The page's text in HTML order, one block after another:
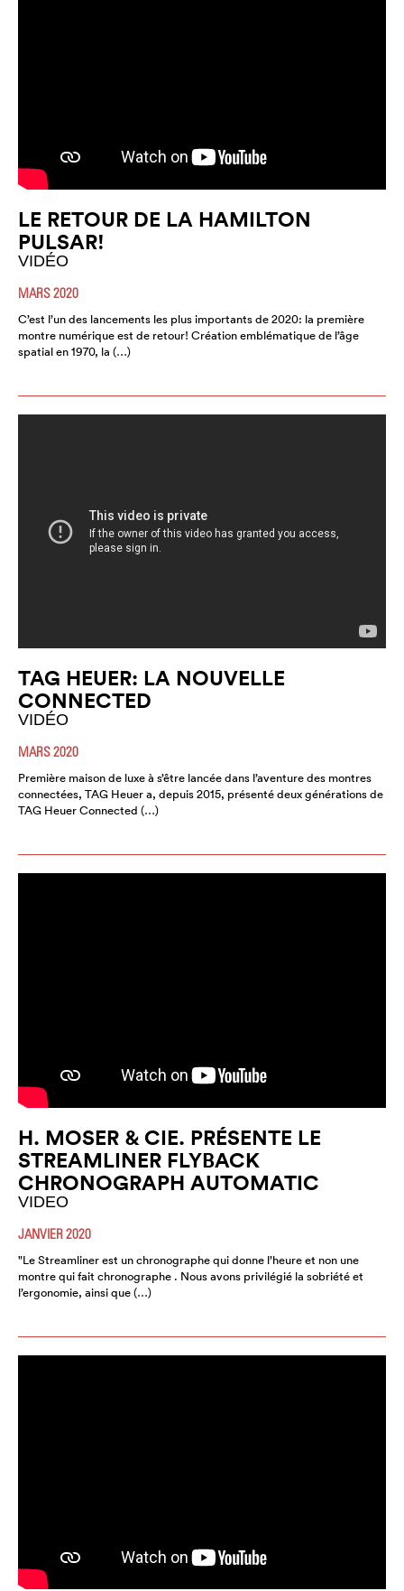
LE RETOUR DE LA HAMILTON
PULSAR!
VIDÉO
MARS 2020
C’est l’un des lancements les plus importants de 2020: la première
montre numérique est de retour! Création emblématique de l’âge
spatial en 1970, la (…)
TAG HEUER: LA NOUVELLE
CONNECTED
VIDÉO
MARS 2020
Première maison de luxe à s’être lancée dans l’aventure des montres
connectées, TAG Heuer a, depuis 2015, présenté deux générations de
TAG Heuer Connected (…)
H. MOSER & CIE. PRÉSENTE LE
STREAMLINER FLYBACK
CHRONOGRAPH AUTOMATIC
VIDEO
JANVIER 2020
"Le Streamliner est un chronographe qui donne l’heure et non une
montre qui fait chronographe . Nous avons privilégié la sobriété et
l’ergonomie, ainsi que (…)